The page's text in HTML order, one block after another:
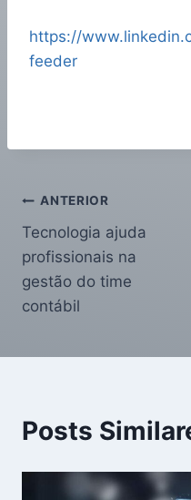
https://
feeder
ANTERIOR
Tecnologia ajuda
profissionais na
gestão do time
contábil
Posts